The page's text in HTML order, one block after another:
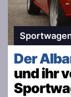
Der
und ihr